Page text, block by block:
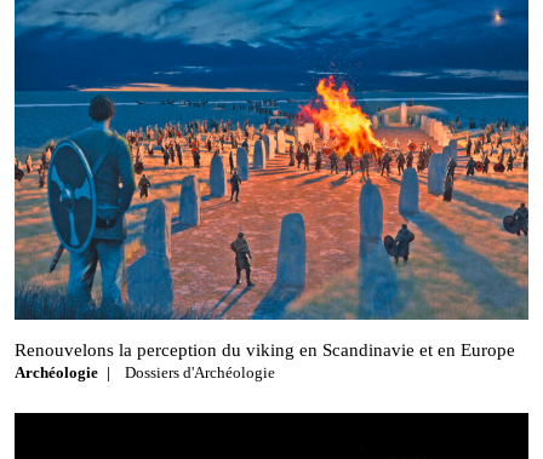
Renouvelons la perception du viking en Scandinavie et en Europe
Archéologie Dossiers d'Archéologie